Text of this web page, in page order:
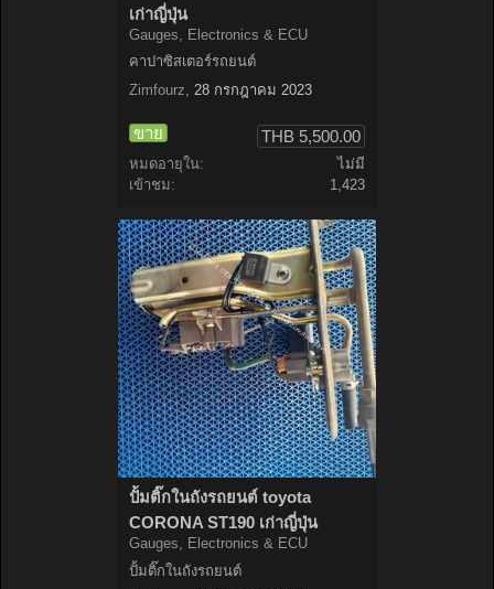
เก่าญี่ปุ่น
Gauges, Electronics & ECU
คาปาซิสเตอร์รถยนต์
Zimfourz, 28 กรกฎาคม 2023
ขาย THB 5,500.00
หมดอายุใน:
ไม่มี
เข้าชม:
1,423
ปั้มติ๊กในถังรถยนต์ toyota
CORONA ST190 เก่าญี่ปุ่น
Gauges, Electronics & ECU
ปั้มติ๊กในถังรถยนต์